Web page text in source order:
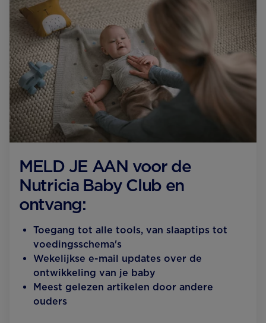
MELD JE AAN voor de
Nutricia Baby Club en
ontvang:
Toegang tot alle tools, van slaaptips tot
voedingsschema's
Wekelijkse e-mail updates over de
ontwikkeling van je baby
Meest gelezen artikelen door andere
ouders